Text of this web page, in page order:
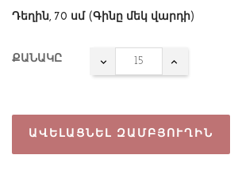
Դեղին, 70 սմ (Գինը մեկ վարդի)
ՔԱՆԱԿԸ
ԱՎԵԼԱՑՆԵԼ ԶԱՄԲՅՈՒՂԻՆ